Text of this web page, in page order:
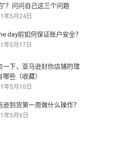
”？问问自己这三个问题
年5月24日
day前如何保证账户安全？
年5月17日
一下，亚马逊封你店铺的理
哪些（收藏）
年5月10日
逊到货第一周做什么操作？
年5月6日